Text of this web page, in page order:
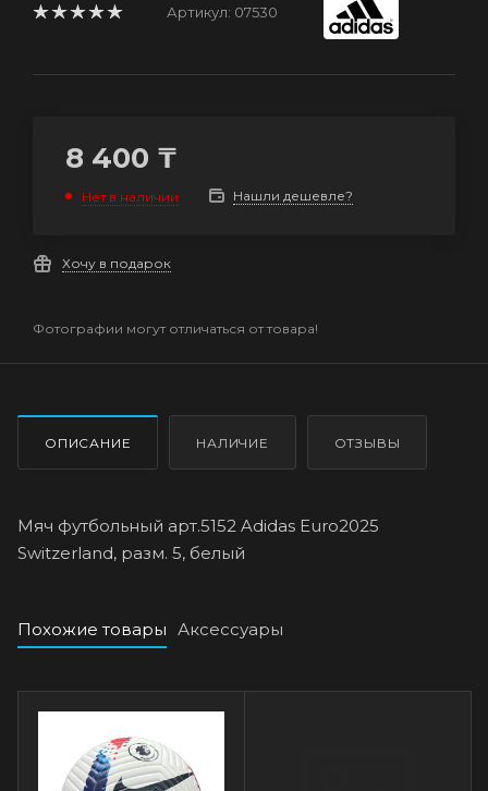
Артикул: 07530
8 400 ₸
Нет в наличии Нашли дешевле?
Хочу в подарок
Фотографии могут отличаться от товара!
ОПИСАНИЕ НАЛИЧИЕ ОТЗЫВЫ
Мяч футбольный арт.5152 Adidas Euro2025
Switzerland, разм. 5, белый
Похожие товары Аксессуары